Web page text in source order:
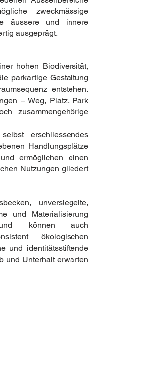
zweckmässige
äussere und innere
ausgeprägt.
hohen Biodiversität,
parkartige Gestaltung
entstehen.
– Weg, Platz, Park
zusammengehörige
erschliessendes
Handlungsplätze
ermöglichen einen
Nutzungen gliedert
unversiegelte,
und Materialisierung
und können auch
ökologischen
und identitätsstiftende
und Unterhalt erwarten